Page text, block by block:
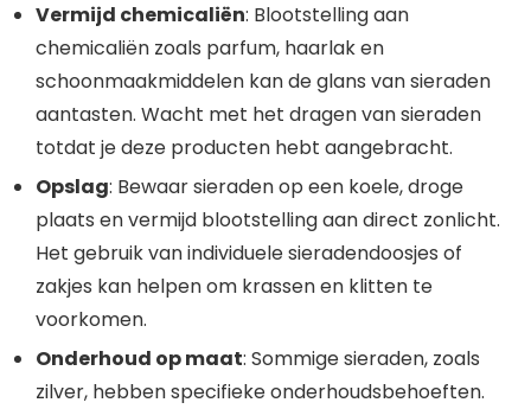
Vermijd chemicaliën: Blootstelling aan
chemicaliën zoals parfum, haarlak en
schoonmaakmiddelen kan de glans van sieraden
aantasten. Wacht met het dragen van sieraden
totdat je deze producten hebt aangebracht.
Opslag: Bewaar sieraden op een koele, droge
plaats en vermijd blootstelling aan direct zonlicht.
Het gebruik van individuele sieradendoosjes of
zakjes kan helpen om krassen en klitten te
voorkomen.
Onderhoud op maat: Sommige sieraden, zoals
zilver, hebben specifieke onderhoudsbehoeften.